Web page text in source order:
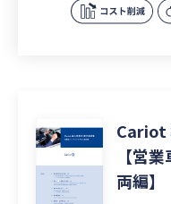
Cariot
【営
両編】